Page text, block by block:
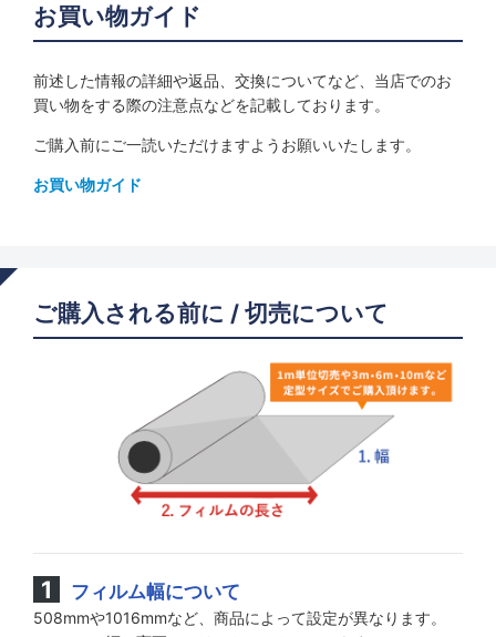
お買い物ガイド
前述した情報の詳細や返品、交換についてなど、当店でのお
買い物をする際の注意点などを記載しております。
ご購入前にご一読いただけますようお願いいたします。
お買い物ガイド
ご購入される前に / 切売について
フィルム幅について
508mmや1016mmなど、商品によって設定が異なります。